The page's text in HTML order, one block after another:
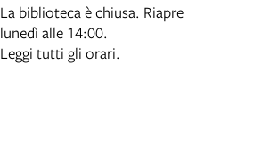
La biblioteca è chiusa. Riapre
lunedì alle 14:00.
Leggi tutti gli orari.